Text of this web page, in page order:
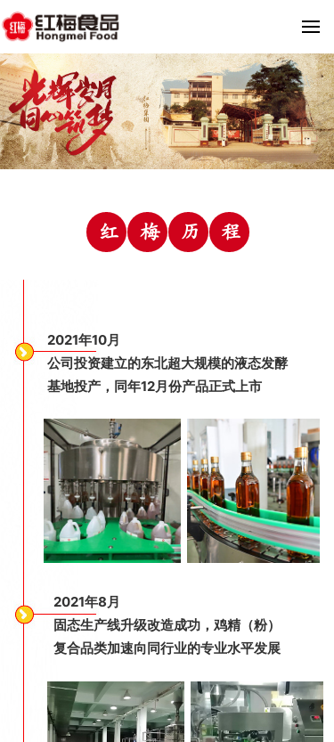
红 梅 历 程
2021年10月
公司投资建立的东北超大规模的液态发酵
基地投产，同年12月份产品正式上市
2021年8月
固态生产线升级改造成功，鸡精（粉）
复合品类加速向同行业的专业水平发展